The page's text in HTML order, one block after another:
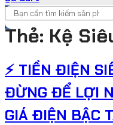
Thẻ: Kệ
⚡ TIỀN ĐIỆN
ĐỪNG ĐỂ LỢI
GIÁ ĐIỆN BẬC